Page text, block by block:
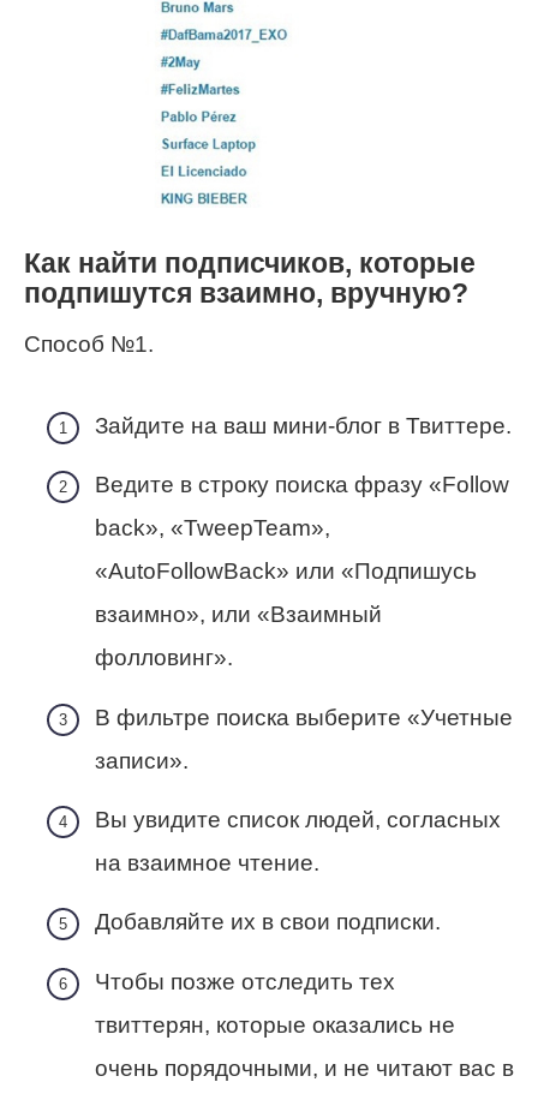
Как найти подписчиков, которые
подпишутся взаимно, вручную?
Способ №1.
Зайдите на ваш мини-блог в Твиттере.
Ведите в строку поиска фразу «Follow
back», «TweepTeam»,
«AutoFollowBack» или «Подпишусь
взаимно», или «Взаимный
фолловинг».
В фильтре поиска выберите «Учетные
записи».
Вы увидите список людей, согласных
на взаимное чтение.
Добавляйте их в свои подписки.
Чтобы позже отследить тех
твиттерян, которые оказались не
очень порядочными, и не читают вас в